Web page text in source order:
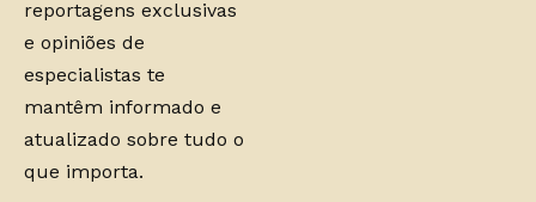
reportagens exclusivas
e opiniões de
especialistas te
mantêm informado e
atualizado sobre tudo o
que importa.